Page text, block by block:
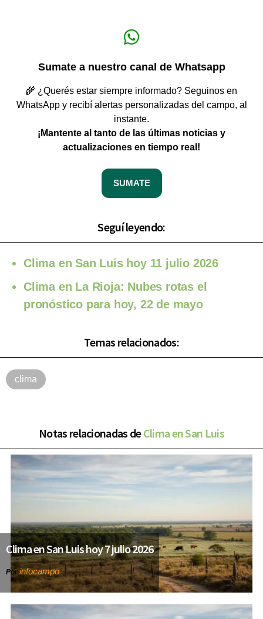
Sumate a nuestro canal de Whatsapp
🌾 ¿Querés estar siempre informado? Seguinos en
WhatsApp y recibí alertas personalizadas del campo, al
instante.
¡Mantente al tanto de las últimas noticias y
actualizaciones en tiempo real!
SUMATE
Seguí leyendo:
Clima en San Luis hoy 11 julio 2026
Clima en La Rioja: Nubes rotas el
pronóstico para hoy, 22 de mayo
Temas relacionados:
clima
Notas relacionadas deClima en San Luis
Clima en San Luis hoy 7 julio 2026
Porinfocampo